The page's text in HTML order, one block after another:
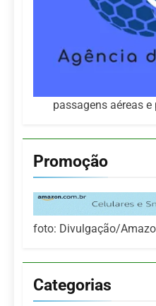
passagens aéreas
Promoção
foto: Divulgação/
Categorias